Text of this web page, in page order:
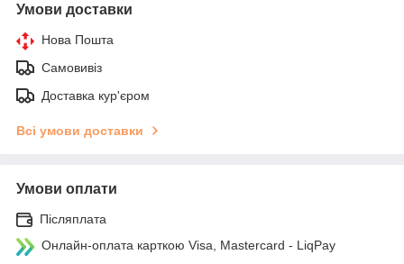
Умови доставки
Нова Пошта
Самовивіз
Доставка кур'єром
Всі умови доставки
Умови оплати
Післяплата
Онлайн-оплата карткою Visa, Mastercard - LiqPay